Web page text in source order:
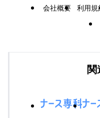
会社概要 利用規
関